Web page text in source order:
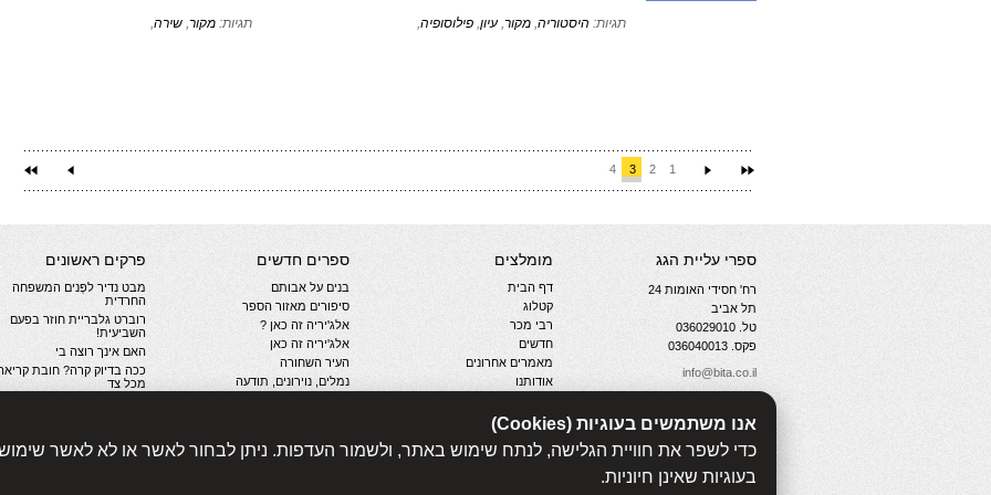
אנו משתמשים בעוגיות (Cookies)
כדי לשפר את חוויית הגלישה, לנתח שימוש באתר, ולשמור העדפות. ניתן לבחור לאשר או לא לאשר
בעוגיות שאינן חיוניות.
תגיות: היסטוריה, מקור, עיון, פילוסופיה, תגיות: מקור, שירה,
1
2
3
4
ספרי עליית הגג
רח' חסידי האומות 24
תל אביב
טל. 036029010
פקס. 036040013
info@bita.co.il
WebManager
מומלצים
דף הבית
קטלוג
רבי מכר
חדשים
מאמרים אחרונים
אודותנו
מדיניות פרטיות
ספרים חדשים
בנים על אבותם
סיפורים מאזור הספר
אלג'יריה זה כאן ?
אלג'יריה זה כאן
העיר השחורה
נמלים, נוירונים, תודעה
האם אינך רוצה בי
פרקים ראשונים
מבט נדיר לפְּנים המשפחה
החרדית
רוברט גלבריית חוזר בפעם
השביעית!
האם אינך רוצה בי
ככה בדיוק קרה? חובת
מכל צד
הסופר חיים סבתו כותב על